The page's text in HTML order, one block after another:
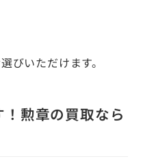
びいただけます。
勲章の買取なら